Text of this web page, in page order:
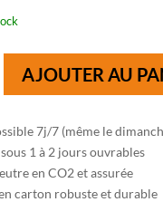
AJOUTER AU
7j/7 (même le
1 à 2 jours ouvrables
en CO2 et assurée
carton robuste et durable